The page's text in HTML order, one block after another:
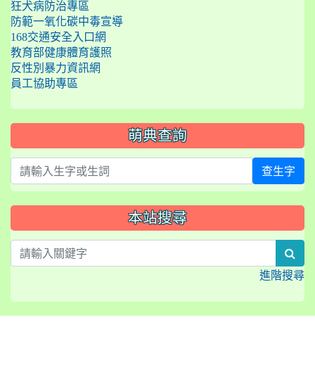
狂犬病防治專區
防範一氧化碳中毒宣導
168交通安全入口網
教育部健康體育護照
反性別暴力資訊網
員工協助專區
萌典查詢
查生字
本站搜尋
進階搜尋